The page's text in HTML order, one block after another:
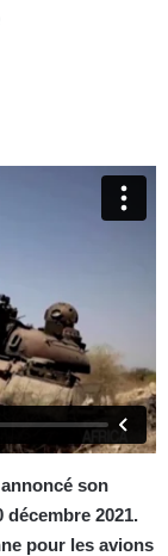
son
décembre 2021.
pour les avions